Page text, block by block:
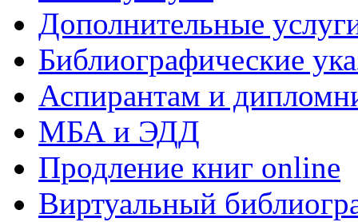
Дополнительные
Библиографические
Аспирантам и
МБА и ЭДД
Продление книг online
Виртуальный